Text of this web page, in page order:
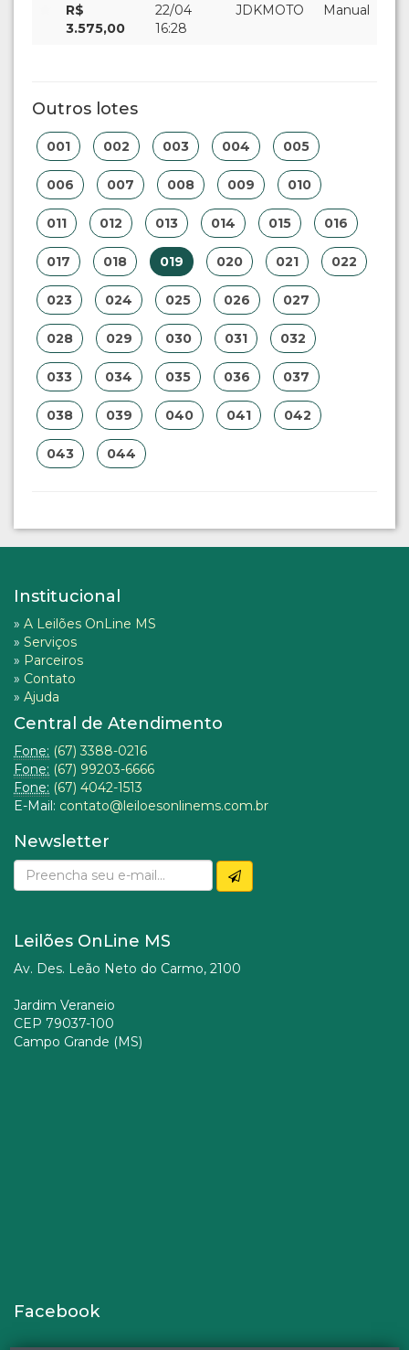
R$
3.575,00
22/04
16:28
JDKMOTO Manual
Outros lotes
001 002 003 004 005
006 007 008 009 010
011 012 013 014 015 016
017 018 019 020 021 022
023 024 025 026 027
028 029 030 031 032
033 034 035 036 037
038 039 040 041 042
043 044
Institucional
» A Leilões OnLine MS
» Serviços
» Parceiros
» Contato
» Ajuda
Central de Atendimento
Fone: (67) 3388-0216
Fone: (67) 99203-6666
Fone: (67) 4042-1513
E-Mail: contato@leiloesonlinems.com.br
Newsletter
Leilões OnLine MS
Av. Des. Leão Neto do Carmo, 2100
Jardim Veraneio
CEP 79037-100
Campo Grande (MS)
Facebook